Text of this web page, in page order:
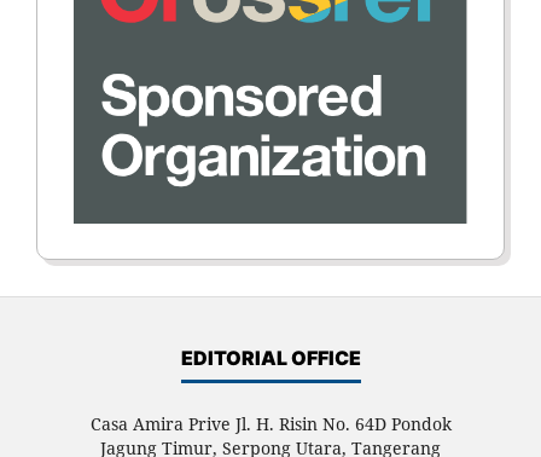
EDITORIAL OFFICE
Casa Amira Prive Jl. H. Risin No. 64D Pondok
Jagung Timur, Serpong Utara, Tangerang